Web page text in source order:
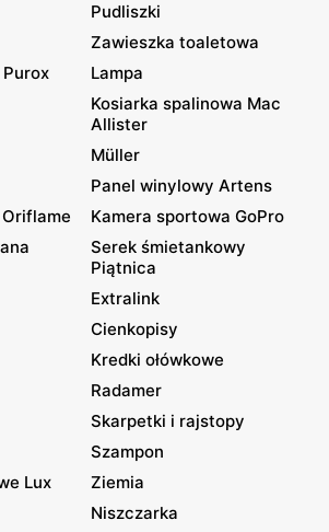
Pudliszki
Zawieszka toaletowa
Lampa
Kosiarka spalinowa Mac
Allister
Müller
Panel winylowy Artens
Kamera sportowa GoPro
Serek śmietankowy
Piątnica
Extralink
Cienkopisy
Kredki ołówkowe
Radamer
Skarpetki i rajstopy
Szampon
Lux
Ziemia
Niszczarka